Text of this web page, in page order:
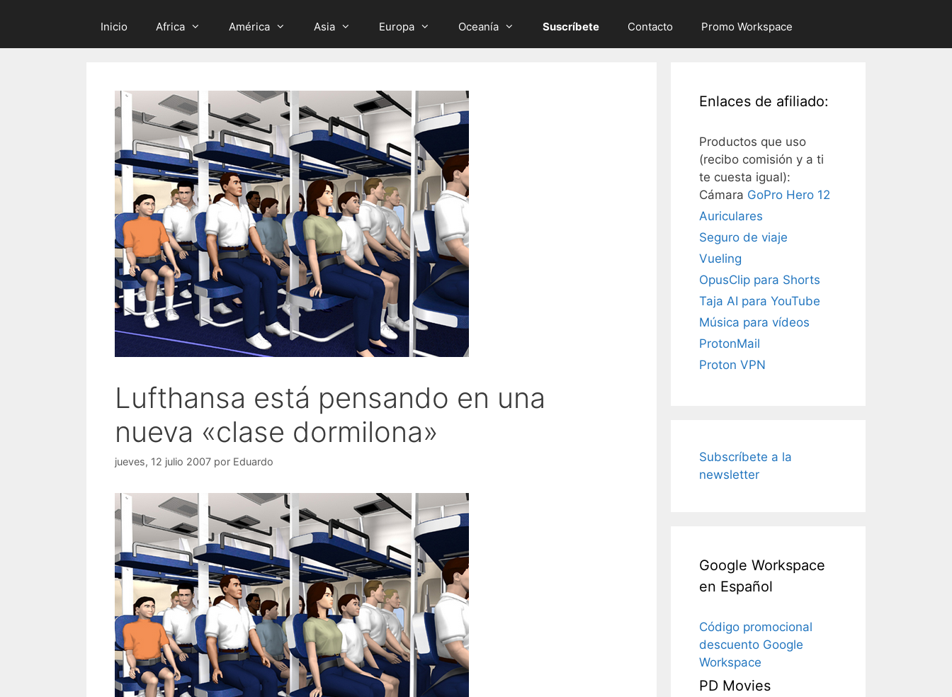
Inicio Africa América Asia Europa Oceanía Suscríbete Contacto Promo Workspace
Lufthansa está pensando en una
nueva «clase dormilona»
jueves, 12 julio 2007 por Eduardo
Enlaces de afiliado:
Productos que uso
(recibo comisión y a ti
te cuesta igual):
Cámara GoPro Hero 12
Auriculares
Seguro de viaje
Vueling
OpusClip para Shorts
Taja AI para YouTube
Música para vídeos
ProtonMail
Proton VPN
Subscríbete a la
newsletter
Google Workspace
en Español
Código promocional
descuento Google
Workspace
PD Movies